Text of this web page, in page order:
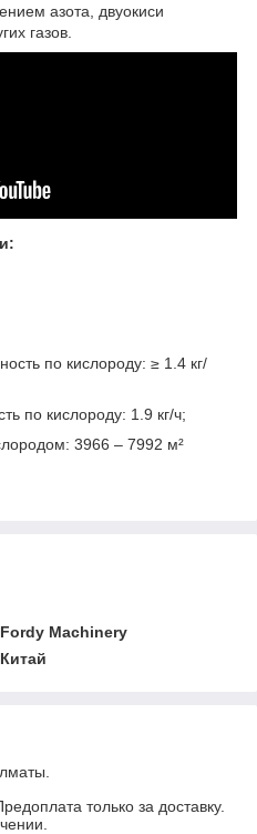
азота, двуокиси
газов.
по кислороду: ≥ 1.4 кг/
по кислороду: 1.9 кг/ч;
3966 – 7992 м²
Fordy Machinery
Китай
только за доставку.